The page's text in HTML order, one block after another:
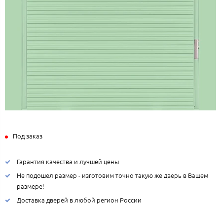
Под заказ
Гарантия качества и лучшей цены
Не подошел размер - изготовим точно такую же дверь в Вашем
размере!
Доставка дверей в любой регион России